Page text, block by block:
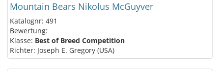
Mountain Bears Nikolus McGuyver
Katalognr: 491
Bewertung:
Klasse: Best of Breed Competition
Richter: Joseph E. Gregory (USA)